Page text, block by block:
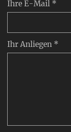
Ihre E-Mail *
Ihr Anliegen *